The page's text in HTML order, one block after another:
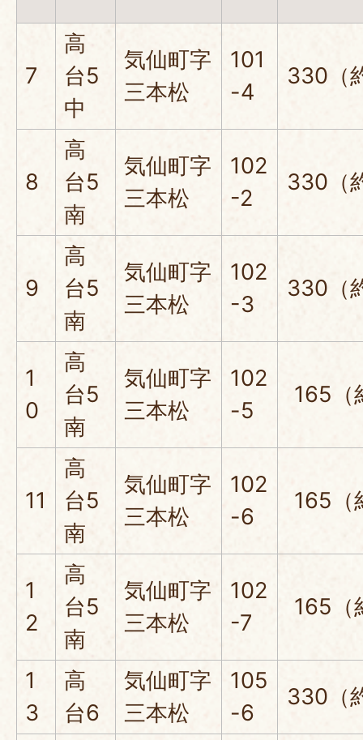
7
高
台5
中
気仙町字
三本松
101
-4
330（
8
高
台5
南
気仙町字
三本松
102
-2
330（
9
高
台5
南
気仙町字
三本松
102
-3
330（
1
0
高
台5
南
気仙町字
三本松
102
-5
165（
11
高
台5
南
気仙町字
三本松
102
-6
165（
1
2
高
台5
南
気仙町字
三本松
102
-7
165（
1
3
高
台6
気仙町字
三本松
105
-6
330（